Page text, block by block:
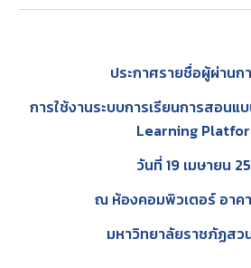
ประกาศรายชื่อผู้ผ่านก
การใช้งานระบบการเรียนการสอน
Learning
วันที่19 เมษายน
ณ ห้องคอมพิวเตอร์ อาค
มหาวิทยาลัยราชภัฏสว